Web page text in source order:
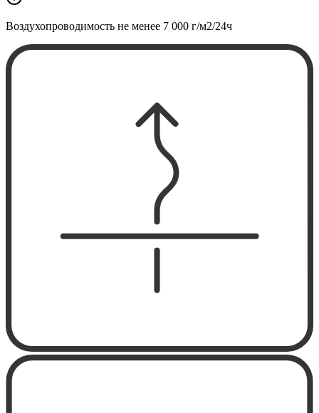
Воздухопроводимость не менее 7 000 г/м2/24ч